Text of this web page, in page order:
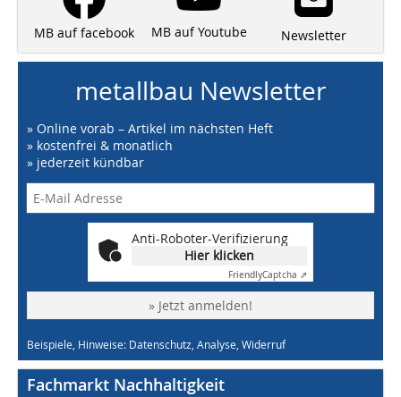
MB auf facebook MB auf Youtube Newsletter
metallbau Newsletter
» Online vorab – Artikel im nächsten Heft
» kostenfrei & monatlich
» jederzeit kündbar
Anti-Roboter-Verifizierung
Hier klicken
FriendlyCaptcha ⇗
» Jetzt anmelden!
Beispiele, Hinweise: Datenschutz, Analyse, Widerruf
Fachmarkt Nachhaltigkeit